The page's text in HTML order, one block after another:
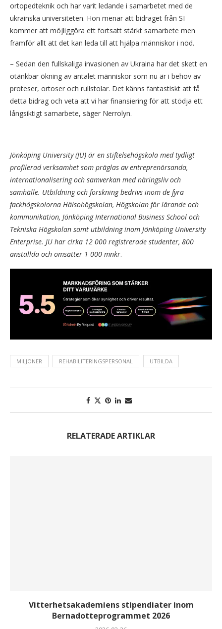
ortopedteknik och har varit ledande i samarbetet med de
ukrainska universiteten. Hon menar att bidraget från SI
kommer att möjliggöra ett fortsatt stärkt samarbete men
framför allt att det kan leda till att hjälpa människor i nöd.
– Sedan den fullskaliga invasionen av Ukraina har det skett en
otänkbar ökning av antalet människor som nu är i behov av
proteser, ortoser och rullstolar. Det känns fantastiskt att få
detta bidrag och veta att vi har finansiering för att stödja ett
långsiktigt samarbete, säger Nerrolyn.
Jönköping University (JU) är en stiftelsehögskola med tydligt
profilerad verksamhet som präglas av entreprenörsanda,
internationalisering och samverkan med näringsliv och
samhälle. Utbildning och forskning bedrivs inom de fyra
fackhögskolorna Hälsohögskolan, Högskolan för lärande och
kommunikation, Jönköping International Business School och
Tekniska Högskolan samt utbildning inom Jönköping University
Enterprise. JU har cirka 12 000 registrerade studenter, 800
anställda och omsätter 1 000 mnkr.
MILJONER REHABILITERINGSPERSONAL UTBILDA
RELATERADE ARTIKLAR
Vitterhetsakademiens stipendiater inom
Bernadotteprogrammet 2026